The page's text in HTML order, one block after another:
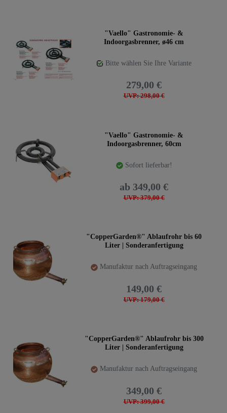
"Vaello" Gastronomie- &
Indoorgasbrenner, ø46 cm
Bitte wählen Sie Ihre Variante
UVP: 298,00 €
279,00 €
"Vaello" Gastronomie- &
Indoorgasbrenner, 60cm
Sofort lieferbar!
UVP: 379,00 €
ab 349,00 €
"CopperGarden®" Ablaufrohr bis 60
Liter | Sonderanfertigung
Manufaktur nach Auftragseingang
UVP: 179,00 €
149,00 €
"CopperGarden®" Ablaufrohr bis 300
Liter | Sonderanfertigung
Manufaktur nach Auftragseingang
UVP: 399,00 €
349,00 €